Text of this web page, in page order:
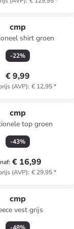
cmp
shirt groen
-22%
€ 9,99
(AVP): € 12,95*
cmp
top groen
-43%
: € 16,99
(AVP): € 29,95*
cmp
vest grijs